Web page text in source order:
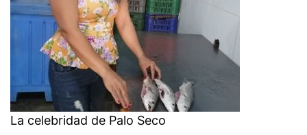
La celebridad de Palo Seco